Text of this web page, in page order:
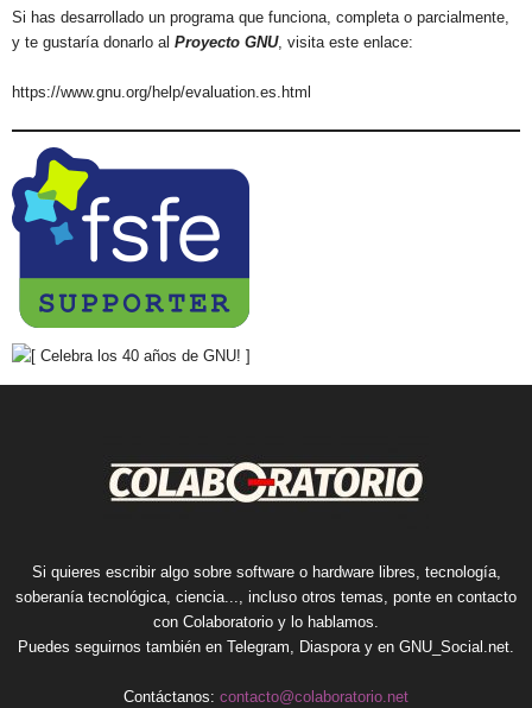
Si has desarrollado un programa que funciona, completa o parcialmente,
y te gustaría donarlo al Proyecto GNU, visita este enlace:
https://www.gnu.org/help/evaluation.es.html
Si quieres escribir algo sobre software o hardware libres, tecnología,
soberanía tecnológica, ciencia..., incluso otros temas, ponte en contacto
con Colaboratorio y lo hablamos.
Puedes seguirnos también en Telegram, Diasporay en GNU_Social.net.
Contáctanos: contacto@colaboratorio.net